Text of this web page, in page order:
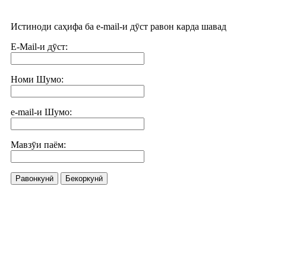
Истиноди саҳифа ба e-mail-и дӯст равон карда шавад
E-Mail-и дӯст:
Номи Шумо:
e-mail-и Шумо:
Мавзӯи паём:
Равонкунӣ Бекоркунӣ